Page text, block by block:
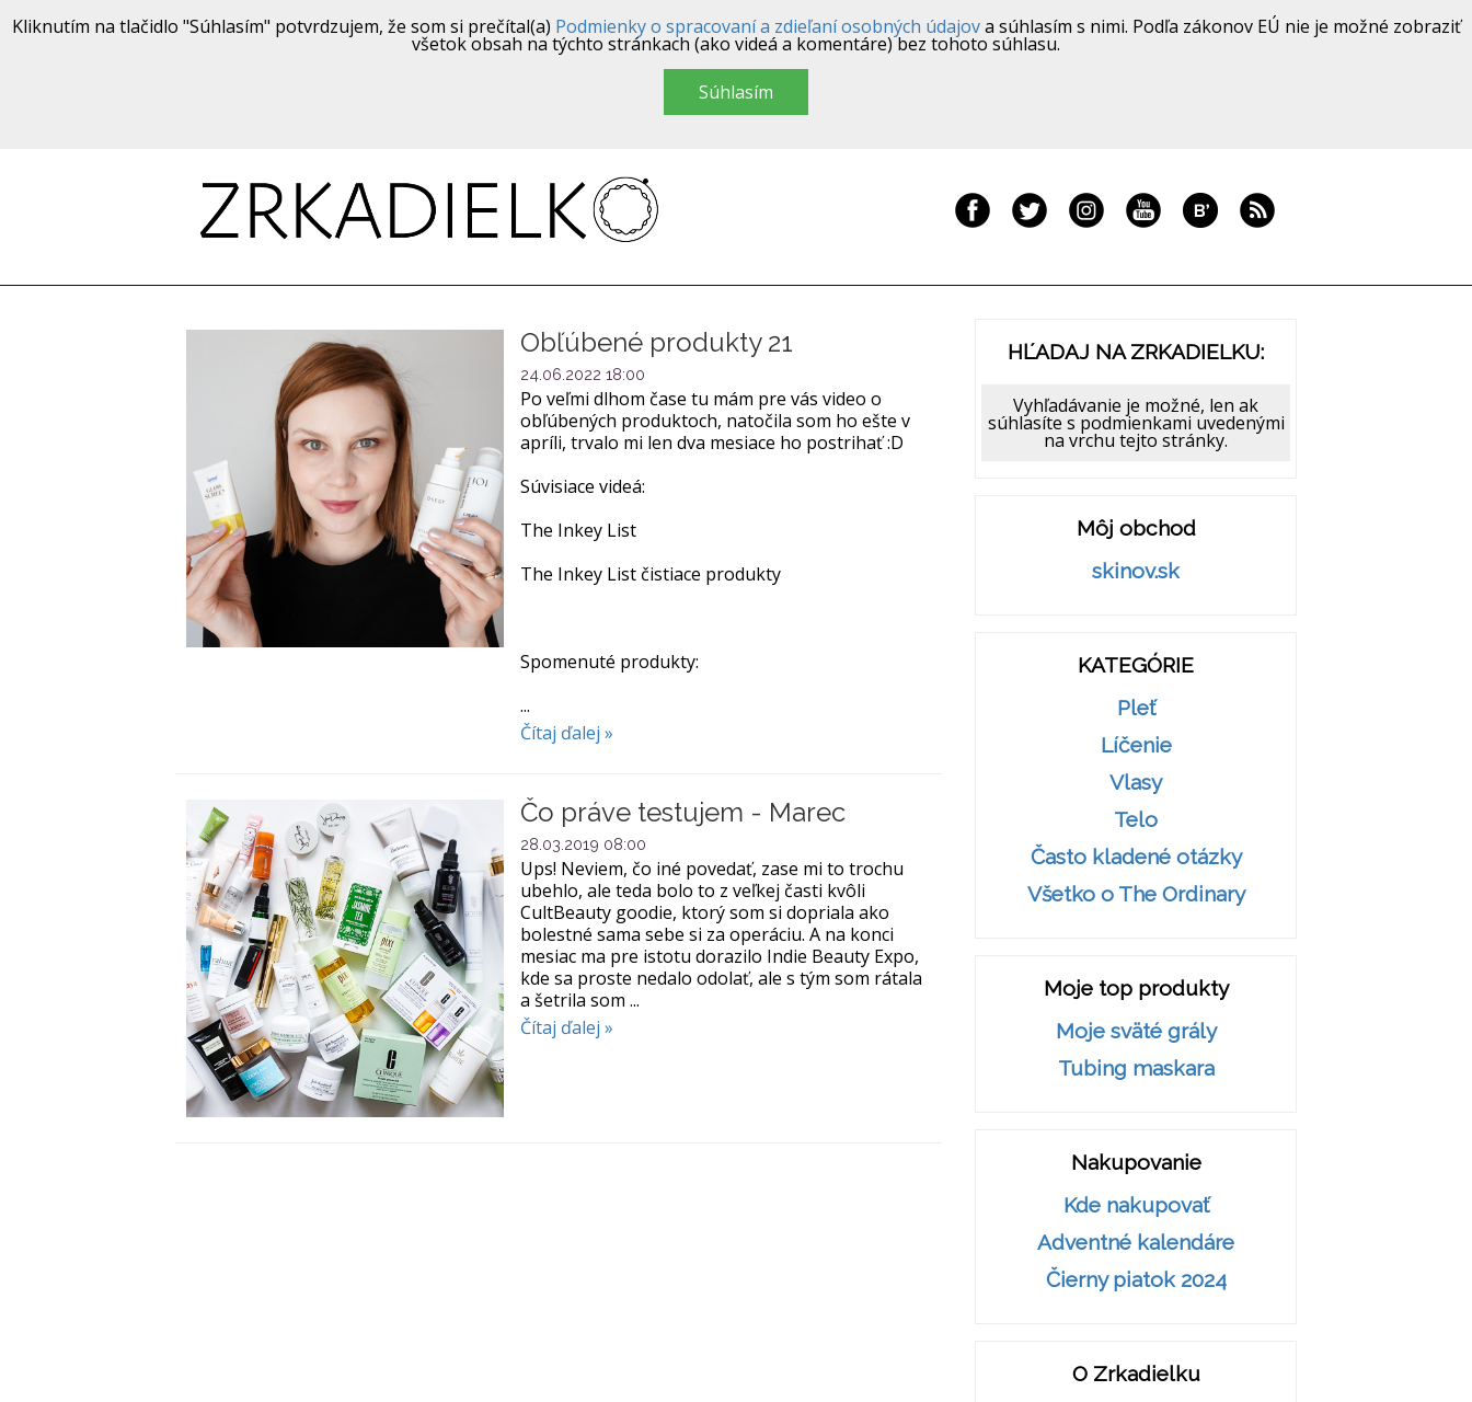
Kliknutím na tlačidlo "Súhlasím" potvrdzujem, že som si prečítal(a) Podmienky o spracovaní a zdieľaní osobných údajova súhlasím s nimi. Podľa zákonov EÚ nie je možné zobraziť
všetok obsah na týchto stránkach (ako videá a komentáre) bez tohoto súhlasu.
Súhlasím
Obľúbené produkty 21
24.06.2022 18:00
Po veľmi dlhom čase tu mám pre vás video o
obľúbených produktoch, natočila som ho ešte v
apríli, trvalo mi len dva mesiace ho postrihať :D
Súvisiace videá:
The Inkey List
The Inkey List čistiace produkty
Spomenuté produkty:
...
Čítaj ďalej »
Čo práve testujem - Marec
28.03.2019 08:00
Ups! Neviem, čo iné povedať, zase mi to trochu
ubehlo, ale teda bolo to z veľkej časti kvôli
CultBeauty goodie, ktorý som si dopriala ako
bolestné sama sebe si za operáciu. A na konci
mesiac ma pre istotu dorazilo Indie Beauty Expo,
kde sa proste nedalo odolať, ale s tým som rátala
a šetrila som ...
Čítaj ďalej »
HĽADAJ NA ZRKADIELKU:
Vyhľadávanie je možné, len ak
súhlasíte s podmienkami uvedenými
na vrchu tejto stránky.
Môj obchod
skinov.sk
KATEGÓRIE
Pleť
Líčenie
Vlasy
Telo
Často kladené otázky
Všetko o The Ordinary
Moje top produkty
Moje sväté grály
Tubing maskara
Nakupovanie
Kde nakupovať
Adventné kalendáre
Čierny piatok 2024
O Zrkadielku